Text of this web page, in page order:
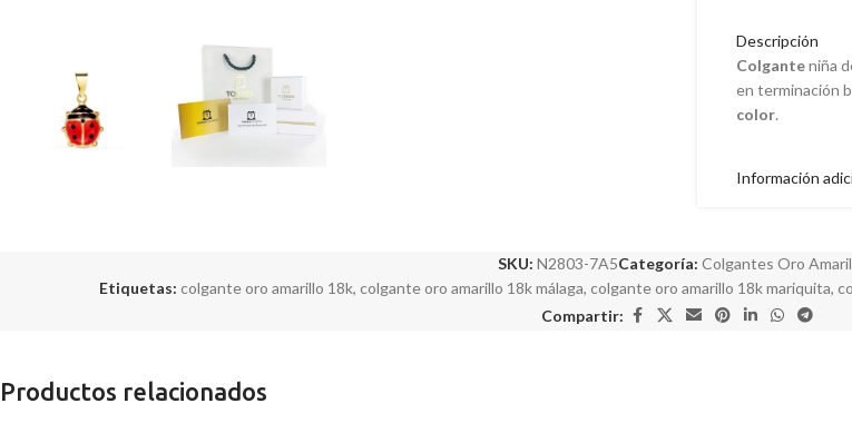
Descripción
Colganteniña
en terminación
color.
Información
SKU: N2803-7A5Categoría: Colgantes Oro
Etiquetas: colgante oro amarillo 18k, colgante oro amarillo 18k málaga, colgante oro amarillo 18k mariquita,
Compartir:
Productos relacionados